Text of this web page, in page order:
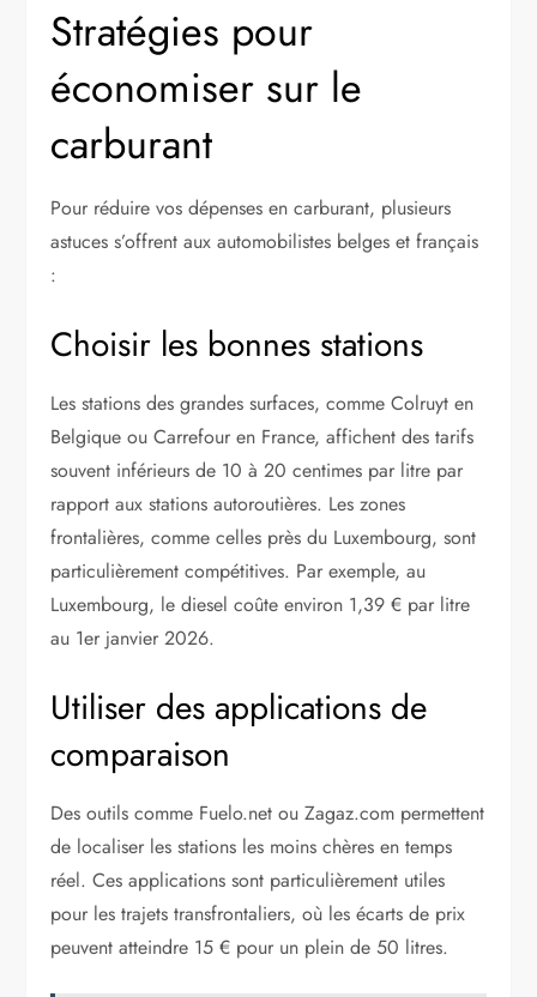
Stratégies pour
économiser sur le
carburant
Pour réduire vos dépenses en carburant, plusieurs
astuces s’offrent aux automobilistes belges et français
:
Choisir les bonnes stations
Les stations des grandes surfaces, comme Colruyt en
Belgique ou Carrefour en France, affichent des tarifs
souvent inférieurs de 10 à 20 centimes par litre par
rapport aux stations autoroutières. Les zones
frontalières, comme celles près du Luxembourg, sont
particulièrement compétitives. Par exemple, au
Luxembourg, le diesel coûte environ 1,39 € par litre
au 1er janvier 2026.
Utiliser des applications de
comparaison
Des outils comme Fuelo.net ou Zagaz.com permettent
de localiser les stations les moins chères en temps
réel. Ces applications sont particulièrement utiles
pour les trajets transfrontaliers, où les écarts de prix
peuvent atteindre 15 € pour un plein de 50 litres.